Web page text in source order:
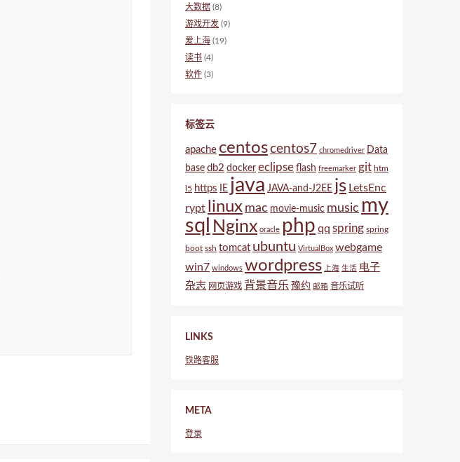
大数据 (8)
游戏开发 (9)
爱上海 (19)
读书 (4)
软件 (3)
标签云
apache centoscentos7 chromedriver Data
base db2 docker eclipse flash freemarker git htm
l5 https IE java JAVA-and-J2EE js LetsEnc
rypt
linux mac movie-music music my
sql Nginx oracle php qq spring spring
boot ssh tomcat ubuntu VirtualBox webgame
win7 windows wordpress 上海 生活 电子
杂志 网页游戏 背景音乐 豫约 邮箱 音乐试听
LINKS
铁路客服
META
登录